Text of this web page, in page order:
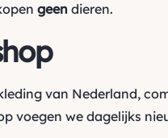
geen dieren.
van Nederland,
voegen we dagelijks